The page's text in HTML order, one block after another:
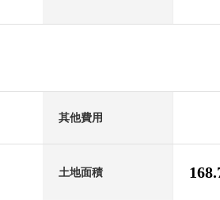
其他費用
土地面積